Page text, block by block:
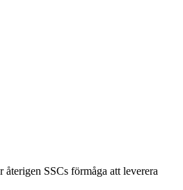
SSCs förmåga att leverera